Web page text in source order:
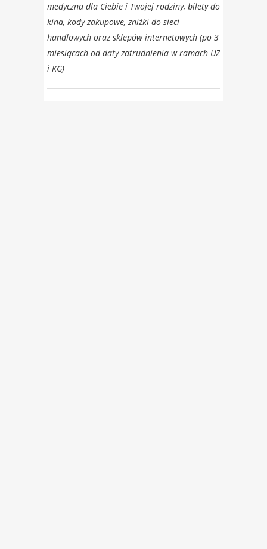
medyczna dla Ciebie i Twojej rodziny, bilety do
kina, kody zakupowe, zniżki do sieci
handlowych oraz sklepów internetowych (po 3
miesiącach od daty zatrudnienia w ramach UZ
i KG)